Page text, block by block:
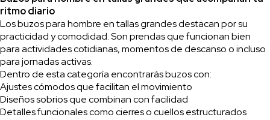
ritmo diario
Los buzos para hombre en tallas grandes destacan por su
practicidad y comodidad. Son prendas que funcionan bien
para actividades cotidianas, momentos de descanso o incluso
para jornadas activas.
Dentro de esta categoría encontrarás buzos con:
Ajustes cómodos que facilitan el movimiento
Diseños sobrios que combinan con facilidad
Detalles funcionales como cierres o cuellos estructurados